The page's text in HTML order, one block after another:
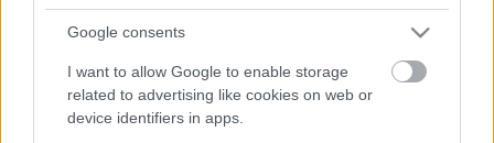
Google consents
I want to allow Google to enable storage
related to advertising like cookies on web or
device identifiers in apps.
És hogy Leopold, a vetítős ember örökbecsű
szavaival éljünk. „Fellépés, igen! Szerepelés a
színpadon! Audiovizuális vetítéskavalkád! Mindenki
érdeklődjön!” (Már csak azért is, mert az első két
előadásra már szinte minden jegy elkelt.)